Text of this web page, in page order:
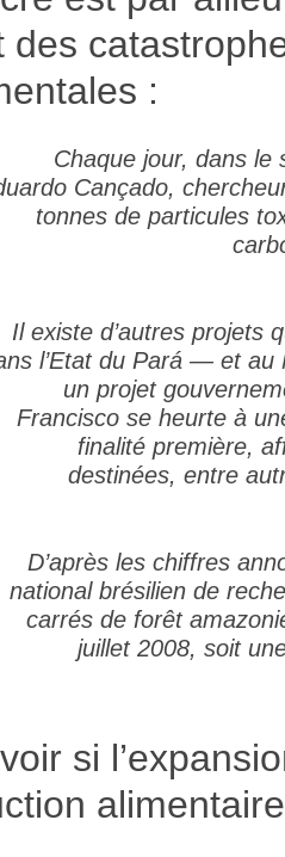
des
:
Chaque jour, dans le
Cançado,
tonnes de particules
Il existe d’autres projets
l’Etat du Pará — et au
un projet
Francisco se heurte à
finalité première,
destinées, entre
D’après les chiffres
national brésilien de
carrés de forêt
juillet 2008, soit
si